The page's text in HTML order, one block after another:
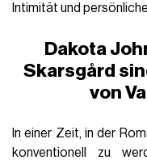
Intimität und
Dakota
Skarsgård
von
In einer Zeit, in der
konventionell zu